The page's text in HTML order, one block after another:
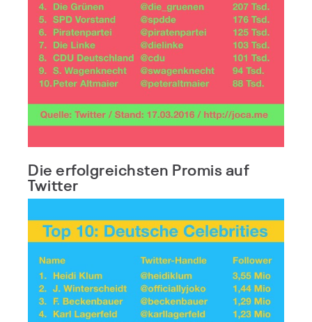
Die erfolgreichsten Promis auf
Twitter